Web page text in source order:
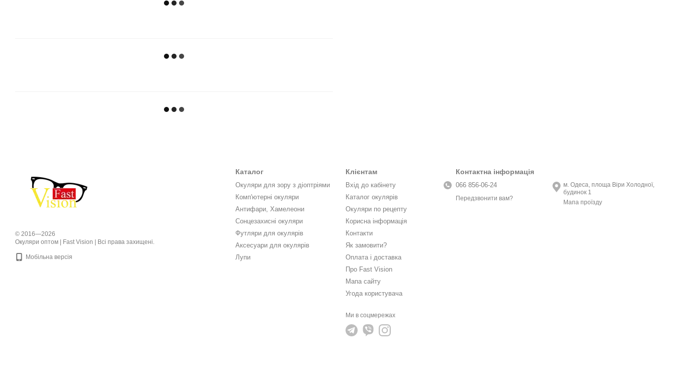
© 2016—2026
Окуляри оптом | Fast Vision | Всі права захищені.
Мобільна версія
Каталог
Окуляри для зору з діоптріями
Комп'ютерні окуляри
Антифари, Хамелеони
Сонцезахисні окуляри
Футляри для окулярів
Аксесуари для окулярів
Лупи
Клієнтам
Вхід до кабінету
Каталог окулярів
Окуляри по рецепту
Корисна інформація
Контакти
Як замовити?
Оплата і доставка
Про Fast Vision
Мапа сайту
Угода користувача
Ми в соцмережах
Контактна інформація
066 856-06-24
Передзвонити вам?
м. Одеса, площа Віри Холодної,
будинок 1
Мапа проїзду